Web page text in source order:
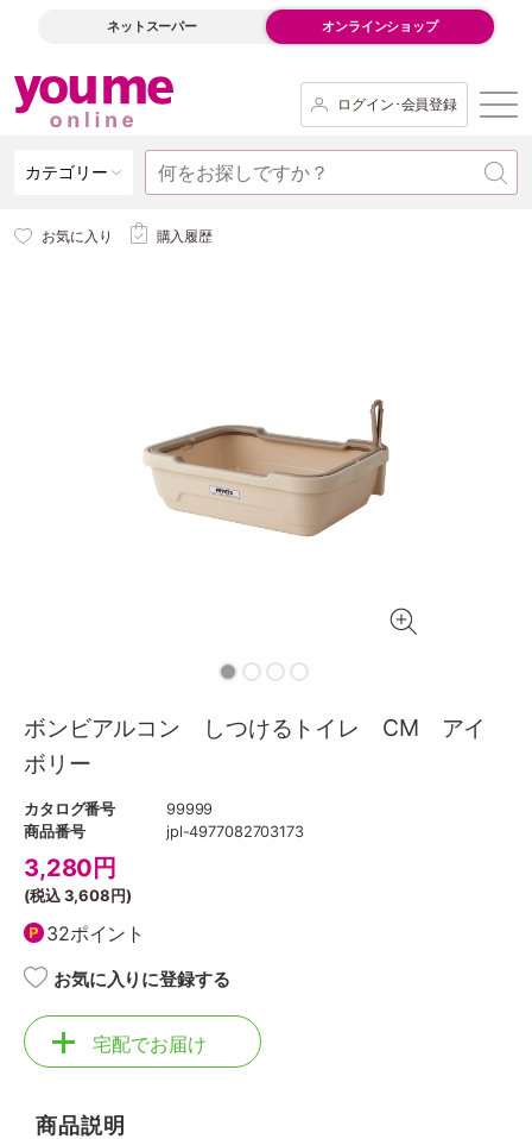
ネットスーパー オンラインショップ
ログイン･会員登録
カテゴリー
お気に入り 購入履歴
ボンビアルコン しつけるトイレ CM アイ
ボリー
カタログ番号
99999
商品番号
jpl-4977082703173
3,280 円
(税込3,608円)
32ポイント
お気に入りに登録する
宅配でお届け
商品説明